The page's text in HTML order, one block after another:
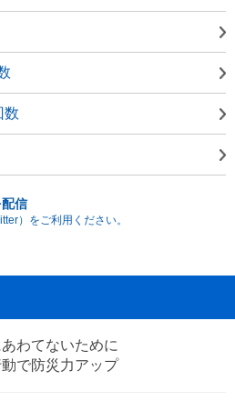
数
信
）をご利用ください。
わてないために
で防災力アップ